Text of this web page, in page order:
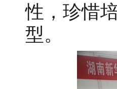
性，珍惜
型。